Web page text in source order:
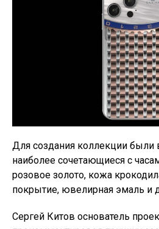
Для создания коллекции
наиболее сочетающиеся с
розовое золото, кожа
покрытие, ювелирная эмаль и
Сергей Китов основатель